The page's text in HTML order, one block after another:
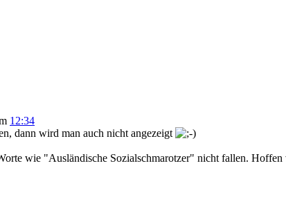
12:34
dann wird man auch nicht angezeigt
wie "Ausländische Sozialschmarotzer" nicht fallen. Hoffen